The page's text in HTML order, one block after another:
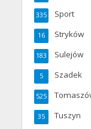
Sport
335
Stryków
16
Sulejów
183
Szadek
5
525
Tuszyn
35